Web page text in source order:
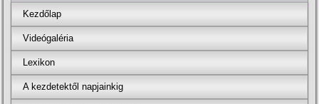
Kezdőlap
Videógaléria
Lexikon
A kezdetektől napjainkig